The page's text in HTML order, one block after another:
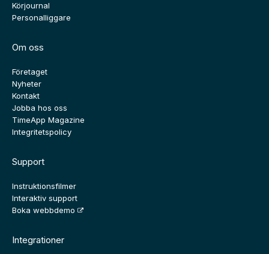
Körjournal
Personalliggare
Om oss
Företaget
Nyheter
Kontakt
Jobba hos oss
TimeApp Magazine
Integritetspolicy
Support
Instruktionsfilmer
Interaktiv support
Boka webbdemo
Integrationer